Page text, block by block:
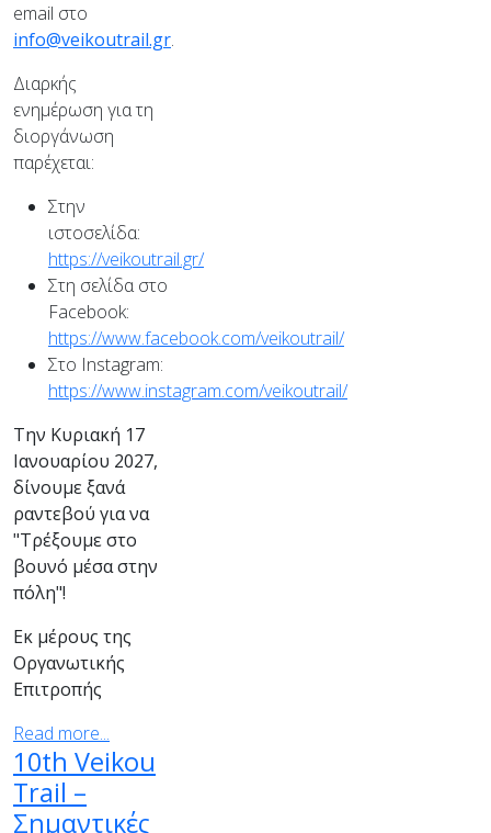
email στο
info@veikoutrail.gr.
Διαρκής
ενημέρωση για τη
διοργάνωση
παρέχεται:
Στην
ιστοσελίδα:
https://veikoutrail.gr/
Στη σελίδα στο
Facebook:
https://www.facebook.com/veikoutrail/
Στο Instagram:
https://www.instagram.com/veikoutrail/
Την Κυριακή 17
Ιανουαρίου 2027,
δίνουμε ξανά
ραντεβού για να
"Τρέξουμε στο
βουνό μέσα στην
πόλη"!
Εκ μέρους της
Οργανωτικής
Επιτροπής
Read more...
10th Veikou
Trail –
Σημαντικές